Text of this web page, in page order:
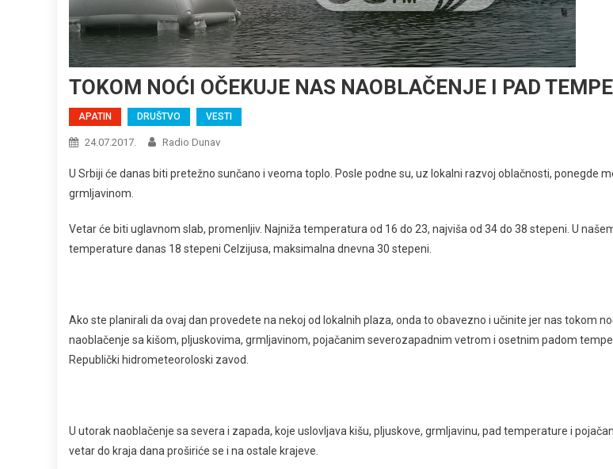
TOKOM NOĆI OČEKUJE NAS NAOBLAČENJE I PAD
APATIN DRUŠTVO VESTI
24.07.2017. Radio Dunav
U Srbiji će danas biti pretežno sunčano i veoma toplo. Posle podne su, uz lokalni razvoj oblačnosti, ponegde
grmljavinom.
Vetar će biti uglavnom slab, promenljiv. Najniža temperatura od 16 do 23, najviša od 34 do 38 stepeni. U
temperature danas 18 stepeni Celzijusa, maksimalna dnevna 30 stepeni.
Ako ste planirali da ovaj dan provedete na nekoj od lokalnih plaza, onda to obavezno i učinite jer nas tokom
naoblačenje sa kišom, pljuskovima, grmljavinom, pojačanim severozapadnim vetrom i osetnim padom
Republički hidrometeoroloski zavod.
U utorak naoblačenje sa severa i zapada, koje uslovljava kišu, pljuskove, grmljavinu, pad temperature i
vetar do kraja dana proširiće se i na ostale krajeve.